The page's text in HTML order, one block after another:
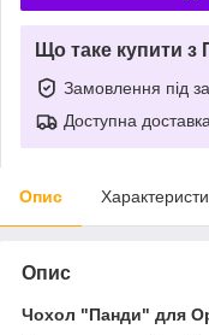
Що таке купити з
Замовлення під
Доступна доставка
Опис
Опис
Чохол "Панди" для